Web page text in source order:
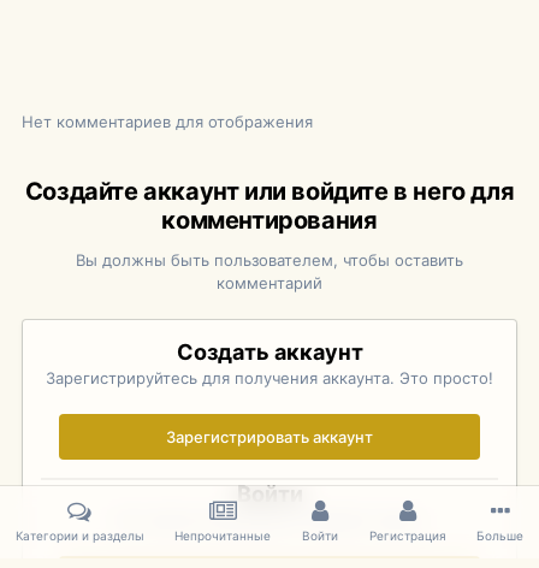
Нет комментариев для отображения
Создайте аккаунт или войдите в него для
комментирования
Вы должны быть пользователем, чтобы оставить
комментарий
Создать аккаунт
Зарегистрируйтесь для получения аккаунта. Это просто!
Зарегистрировать аккаунт
Войти
Уже зарегистрированы? Войдите здесь.
Категории и разделы Непрочитанные Войти Регистрация Больше